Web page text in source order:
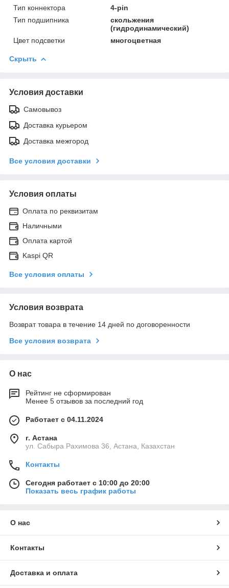
Тип коннектора
4-pin
Тип подшипника
скольжения
(гидродинамический)
Цвет подсветки
многоцветная
Скрыть
Условия доставки
Самовывоз
Доставка курьером
Доставка межгород
Все условия доставки
Условия оплаты
Оплата по реквизитам
Наличными
Оплата картой
Kaspi QR
Все условия оплаты
Условия возврата
Возврат товара в течение 14 дней по договоренности
Все условия возврата
О нас
Рейтинг не сформирован
Менее 5 отзывов за последний год
Работает с 04.11.2024
г. Астана
ул. Сабыра Рахимова 36, Астана, Казахстан
Контакты
Сегодня работает с 10:00 до 20:00
Показать весь график работы
О нас
Контакты
Доставка и оплата